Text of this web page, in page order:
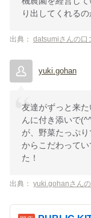
り出してくれるの
出典： datsumiさんの口
yuki.gohan
友達がずっと来
んに付き添いで
が、野菜たっぷ
からこだわって
た！
出典： yuki.gohanさんの